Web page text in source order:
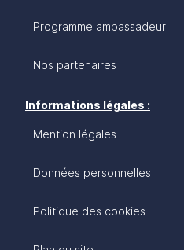
Programme ambassadeur
Nos partenaires
Informations légales :
Mention légales
Données personnelles
Politique des cookies